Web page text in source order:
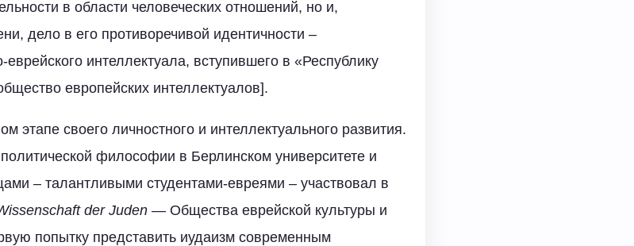
в области человеческих отношений, но и,
дело в его противоречивой идентичности –
интеллектуала, вступившего в «Республику
европейских интеллектуалов].
этапе своего личностного и интеллектуального развития.
философии в Берлинском университете и
– талантливыми студентами-евреями – участвовал в
der Juden — Общества еврейской культуры и
попытку представить иудаизм современным